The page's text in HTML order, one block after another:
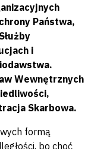
Państwa,
i
Wewnętrznych
Skarbowa.
formą
bo choć